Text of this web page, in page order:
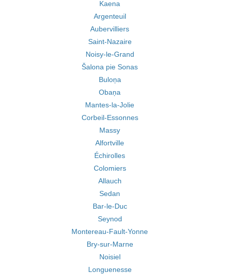
Kaena
Argenteuil
Aubervilliers
Saint-Nazaire
Noisy-le-Grand
Šalona pie Sonas
Buloņa
Obaņa
Mantes-la-Jolie
Corbeil-Essonnes
Massy
Alfortville
Échirolles
Colomiers
Allauch
Sedan
Bar-le-Duc
Seynod
Montereau-Fault-Yonne
Bry-sur-Marne
Noisiel
Longuenesse